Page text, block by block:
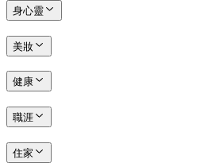
身心靈
美妝
健康
職涯
住家